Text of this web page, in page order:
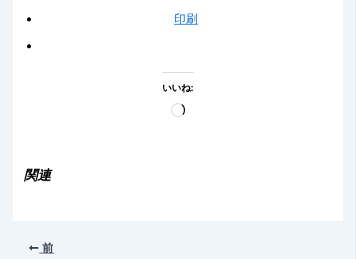
印刷
いいね:
読
関連
前